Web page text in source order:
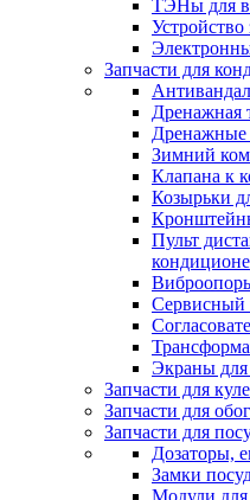
ТЭНы для
Запчасти для
Дренажная
Дренажные
Зимний
Клапана к
Козырьки
Пульт
Сервисный
Экраны
Запчасти для
Запчасти для
Запчасти для
Дозаторы,
Замки
Модули